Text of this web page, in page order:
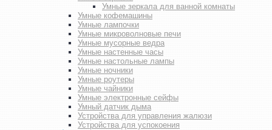
Умные зеркала для ванной комнаты
Умные кофемашины
Умные лампочки
Умные микроволновые печи
Умные мусорные ведра
Умные настенные часы
Умные настольные лампы
Умные ночники
Умные роутеры
Умные чайники
Умные электронные сейфы
Умный датчик дыма
Устройства для управления жалюзи
Устройства для успокоения